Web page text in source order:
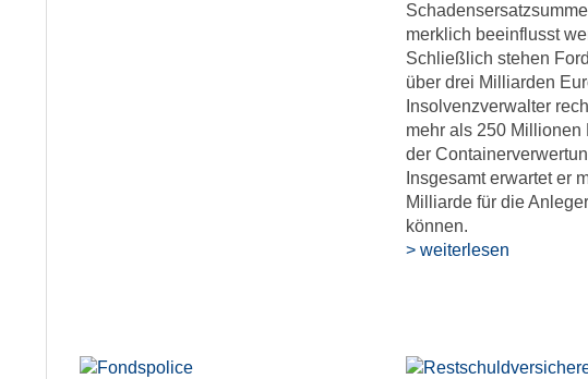
merklich beeinflusst
Schließlich stehen
über drei Milliarden
Insolvenzverwalter
mehr als 250 Millionen
der
Insgesamt erwartet er
Milliarde für die
können.
> weiterlesen